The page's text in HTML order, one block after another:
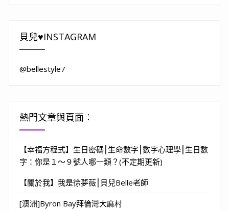
貝兒♥INSTAGRAM
@bellestyle7
熱門文章與頁面︰
【幸福方程式】生日密碼⎮生命數字⎮數字心理學⎮生日數
字：你是１～９號人哪一類？(不定期更新)
【關於我】我是徐夢薇⎮貝兒Belle老師
[澳洲]Byron Bay拜倫灣大麻村